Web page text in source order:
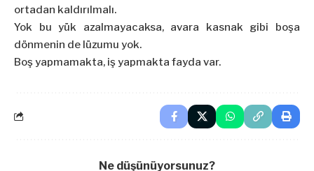
ortadan kaldırılmalı.
Yok bu yük azalmayacaksa, avara kasnak gibi boşa
dönmenin de lüzumu yok.
Boş yapmamakta, iş yapmakta fayda var.
Ne düşünüyorsunuz?